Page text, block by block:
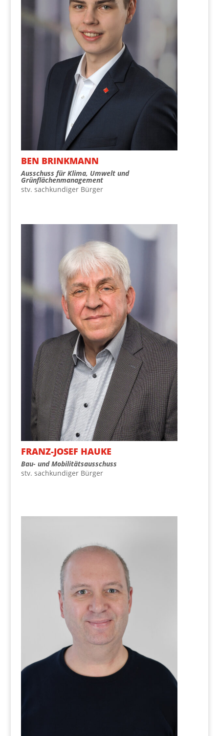
BEN BRINK­MANN
Aus­schuss für Kli­ma, Umwelt und
Grünflächenmanagement
stv. sach­kun­di­ger Bürger
FRANZ-JOSEF HAU­KE
Bau- und Mobilitätsausschuss
stv. sach­kun­di­ger Bürger